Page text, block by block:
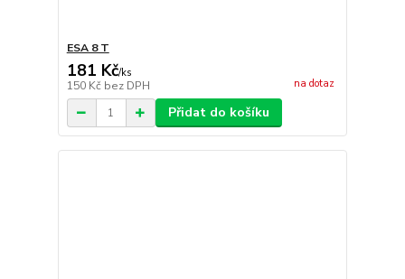
ESA 8 T
181 Kč/ks
150 Kč bez DPH na dotaz
Přidat do košíku